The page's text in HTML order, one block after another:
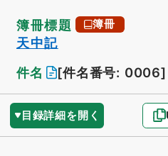
簿冊標題 簿冊
天中記
件名
[件名番号: 0006]
目録詳細を開く